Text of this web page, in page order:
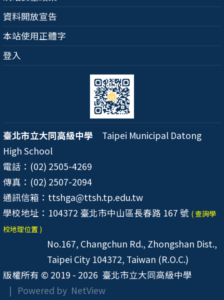
資料開放宣告
本站使用正體字
登入
臺北市立大同高級中學 Taipei Municipal Datong
High School
電話：(02) 2505-4269
傳真：(02) 2507-2094
通訊信箱：ttshga@ttsh.tp.edu.tw
學校地址：104372 臺北市中山區長春路 167 號 ( 查詢學
校地理位置 )
No.167, Changchun Rd., Zhongshan Dist.,
Taipei City 104372, Taiwan (R.O.C.)
版權所有 © 2019 - 2026 臺北市立大同高級中學
| Powered by NetView